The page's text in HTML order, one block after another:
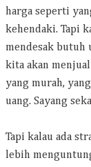
harga seperti
kehendaki. Tapi
mendesak butuh
kita akan
yang murah,
uang. Sayang
Tapi kalau ada
lebih